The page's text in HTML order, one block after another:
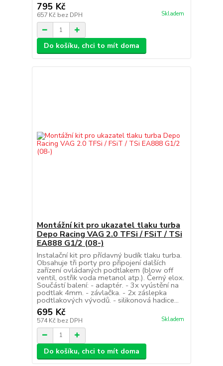
795 Kč
657 Kč bez DPH Skladem
Do košíku, chci to mít doma
Montážní kit pro ukazatel tlaku turba
Depo Racing VAG 2.0 TFSi / FSiT / TSi
EA888 G1/2 (08-)
Instalační kit pro přídavný budík tlaku turba.
Obsahuje tři porty pro připojení dalších
zařízení ovládaných podtlakem (blow off
ventil, ostřik voda metanol atp.). Černý elox.
Součástí balení: - adaptér. - 3x vyústění na
podtlak 4mm. - závlačka. - 2x záslepka
podtlakových vývodů. - silikonová hadice...
695 Kč
574 Kč bez DPH Skladem
Do košíku, chci to mít doma